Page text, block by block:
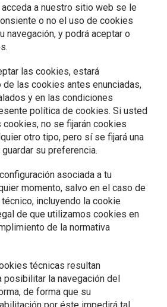
a nuestro sitio web se le
o no el uso de cookies
navegación, y podrá aceptar o
las cookies, estará
las cookies antes enunciadas,
y en las condiciones
política de cookies. Si usted
no se fijarán cookies
otro tipo, pero sí se fijará una
su preferencia.
asociada a tu
momento, salvo en el caso de
incluyendo la cookie
de que utilizamos cookies en
de la normativa
técnicas resultan
posibilitar la navegación del
de forma que su
por éste impedirá tal